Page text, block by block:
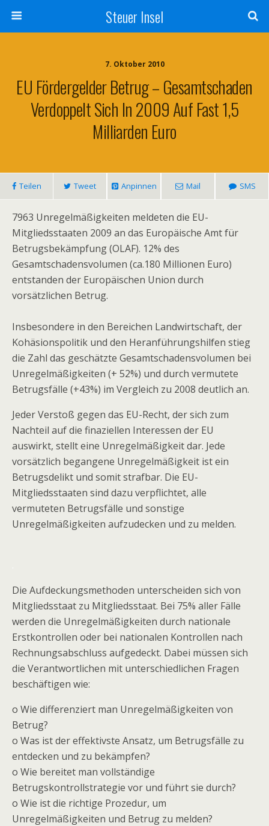
Steuer Insel
7. Oktober 2010
EU Fördergelder Betrug – Gesamtschaden
Verdoppelt Sich In 2009 Auf Fast 1,5
Milliarden Euro
Teilen Tweet Anpinnen Mail SMS
7963 Unregelmäßigkeiten meldeten die EU-
Mitgliedsstaaten 2009 an das Europäische Amt für
Betrugsbekämpfung (OLAF). 12% des
Gesamtschadensvolumen (ca.180 Millionen Euro)
entstanden der Europäischen Union durch
vorsätzlichen Betrug.
Insbesondere in den Bereichen Landwirtschaft, der
Kohäsionspolitik und den Heranführungshilfen stieg
die Zahl das geschätzte Gesamtschadensvolumen bei
Unregelmäßigkeiten (+ 52%) und durch vermutete
Betrugsfälle (+43%) im Vergleich zu 2008 deutlich an.
Jeder Verstoß gegen das EU-Recht, der sich zum
Nachteil auf die finaziellen Interessen der EU
auswirkt, stellt eine Unregelmäßigkeit dar. Jede
vorsätzlich begangene Unregelmäßigkeit ist ein
Betrugsdelikt und somit strafbar. Die EU-
Mitgliedsstaaten sind dazu verpflichtet, alle
vermuteten Betrugsfälle und sonstige
Unregelmäßigkeiten aufzudecken und zu melden.
Die Aufdeckungsmethoden unterscheiden sich von
Mitgliedsstaat zu Mitgliedsstaat. Bei 75% aller Fälle
werden die Unregelmäßigkeiten durch nationale
Erstkontrollen oder bei nationalen Kontrollen nach
Rechnungsabschluss aufgedeckt. Dabei müssen sich
die Verantwortlichen mit unterschiedlichen Fragen
beschäftigen wie:
o Wie differenziert man Unregelmäßigkeiten von
Betrug?
o Was ist der effektivste Ansatz, um Betrugsfälle zu
entdecken und zu bekämpfen?
o Wie bereitet man vollständige
Betrugskontrollstrategie vor und führt sie durch?
o Wie ist die richtige Prozedur, um
Unregelmäßigkeiten und Betrug zu melden?